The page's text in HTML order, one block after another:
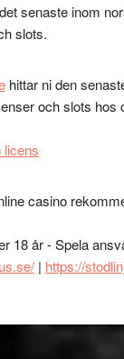
senaste inom
slots.
hittar ni den
och slots hos
licens
casino
18 år - Spela
| https://